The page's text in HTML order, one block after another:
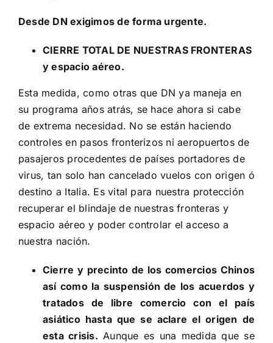
Desde DN exigimos de forma urgente.
CIERRE TOTAL DE NUESTRAS FRONTERAS
y espacio aéreo.
Esta medida, como otras que DN ya maneja en
su programa años atrás, se hace ahora si cabe
de extrema necesidad. No se están haciendo
controles en pasos fronterizos ni aeropuertos de
pasajeros procedentes de países portadores de
virus, tan solo han cancelado vuelos con origen ó
destino a Italia. Es vital para nuestra protección
recuperar el blindaje de nuestras fronteras y
espacio aéreo y poder controlar el acceso a
nuestra nación.
Cierre y precinto de los comercios Chinos
así como la suspensión de los acuerdos y
tratados de libre comercio con el país
asiático hasta que se aclare el origen de
esta crisis. Aunque es una medida que se